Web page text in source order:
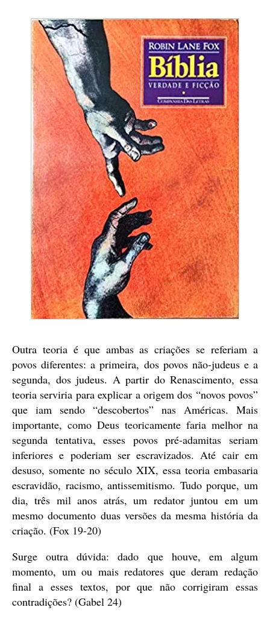
Outra teoria é que ambas as criações se referiam a
povos diferentes: a primeira, dos povos não-judeus e a
segunda, dos judeus. A partir do Renascimento, essa
teoria serviria para explicar a origem dos “novos povos”
que iam sendo “descobertos” nas Américas. Mais
importante, como Deus teoricamente faria melhor na
segunda tentativa, esses povos pré-adamitas seriam
inferiores e poderiam ser escravizados. Até cair em
desuso, somente no século XIX, essa teoria embasaria
escravidão, racismo, antissemitismo. Tudo porque, um
dia, três mil anos atrás, um redator juntou em um
mesmo documento duas versões da mesma história da
criação. (Fox 19-20)
Surge outra dúvida: dado que houve, em algum
momento, um ou mais redatores que deram redação
final a esses textos, por que não corrigiram essas
contradições? (Gabel 24)